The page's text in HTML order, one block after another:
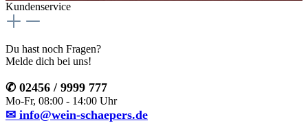
Kundenservice
Du hast noch Fragen?
Melde dich bei uns!
✆ 02456 / 9999 777
Mo-Fr, 08:00 - 14:00 Uhr
✉ info@wein-schaepers.de